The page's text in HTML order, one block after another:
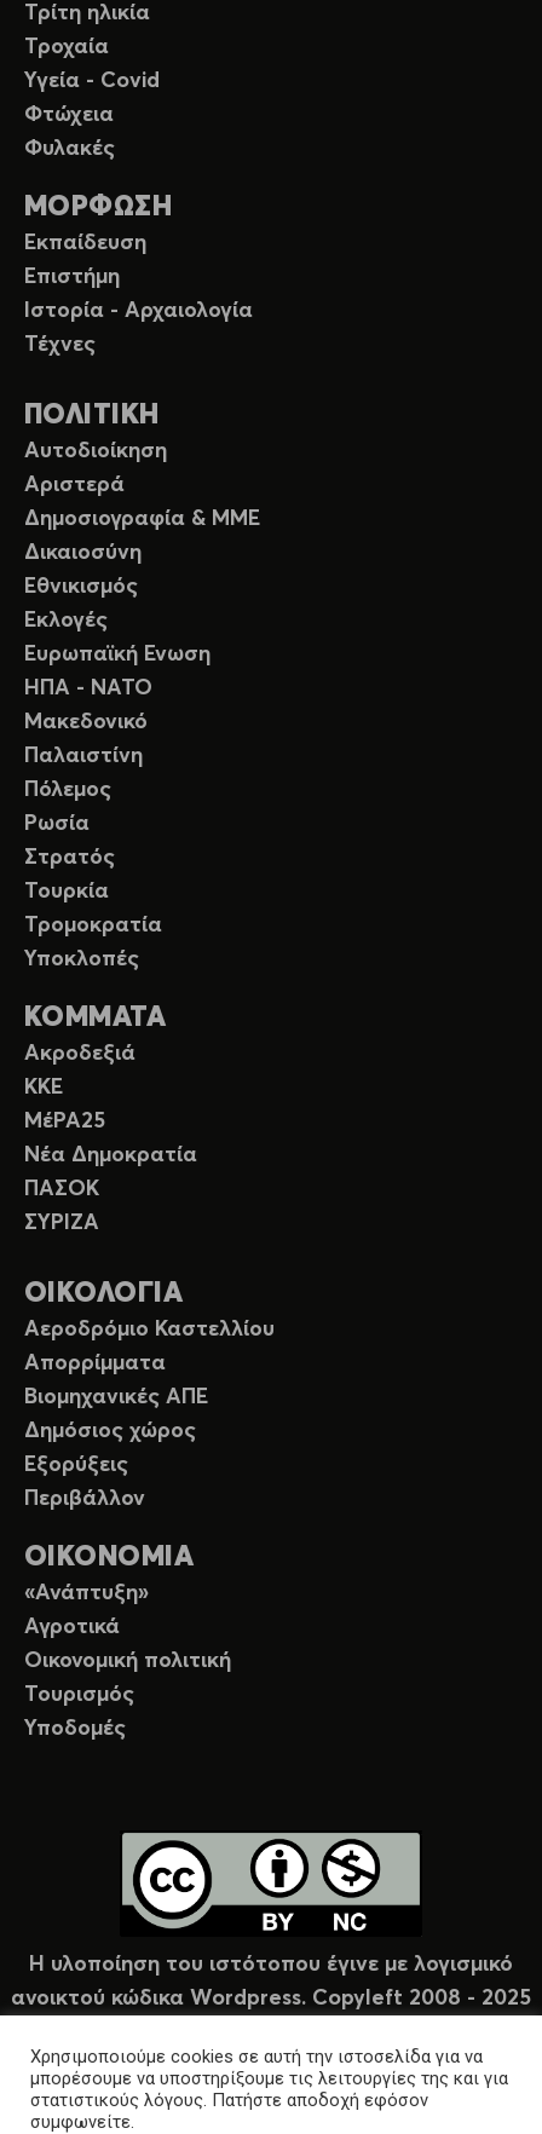
Τρίτη ηλικία
Τροχαία
Υγεία - Covid
Φτώχεια
Φυλακές
ΜΟΡΦΩΣΗ
Εκπαίδευση
Επιστήμη
Ιστορία - Αρχαιολογία
Τέχνες
ΠΟΛΙΤΙΚΗ
Αυτοδιοίκηση
Αριστερά
Δημοσιογραφία & ΜΜΕ
Δικαιοσύνη
Εθνικισμός
Εκλογές
Ευρωπαϊκή Ενωση
ΗΠΑ - ΝΑΤΟ
Μακεδονικό
Παλαιστίνη
Πόλεμος
Ρωσία
Στρατός
Τουρκία
Τρομοκρατία
Υποκλοπές
ΚΟΜΜΑΤΑ
Ακροδεξιά
ΚΚΕ
ΜέΡΑ25
Νέα Δημοκρατία
ΠΑΣΟΚ
ΣΥΡΙΖΑ
ΟΙΚΟΛΟΓΙΑ
Αεροδρόμιο Καστελλίου
Απορρίμματα
Βιομηχανικές ΑΠΕ
Δημόσιος χώρος
Εξορύξεις
Περιβάλλον
ΟΙΚΟΝΟΜΙΑ
«Ανάπτυξη»
Αγροτικά
Οικονομική πολιτική
Τουρισμός
Υποδομές
Η υλοποίηση του ιστότοπου έγινε με λογισμικό
ανοικτού κώδικα Wordpress. Copyleft 2008 - 2025
Χρησιμοποιούμε cookies σε αυτή την ιστοσελίδα για να
μπορέσουμε να υποστηρίξουμε τις λειτουργίες της και για
στατιστικούς λόγους. Πατήστε αποδοχή εφόσον
συμφωνείτε.